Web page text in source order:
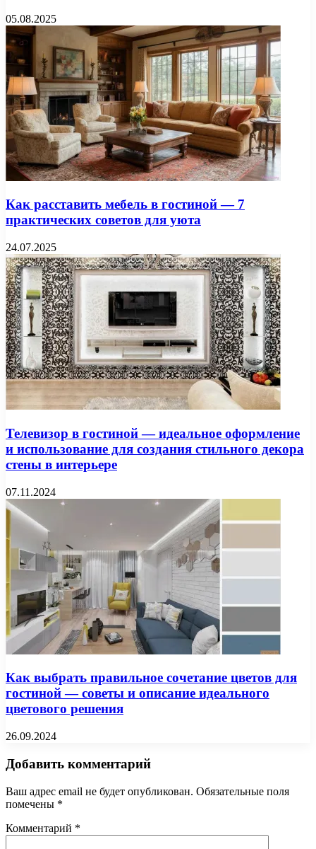
05.08.2025
Как расставить мебель в гостиной — 7
практических советов для уюта
24.07.2025
Телевизор в гостиной — идеальное оформление
и использование для создания стильного декора
стены в интерьере
07.11.2024
Как выбрать правильное сочетание цветов для
гостиной — советы и описание идеального
цветового решения
26.09.2024
Добавить комментарий
Ваш адрес email не будет опубликован. Обязательные поля
помечены *
Комментарий *